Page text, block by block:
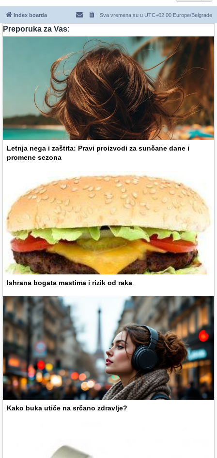
Index boarda Sva vremena su u UTC+02:00 Europe/Belgrade
Preporuka za Vas:
Letnja nega i zaštita: Pravi proizvodi za sunčane dane i
promene sezona
Ishrana bogata mastima i rizik od raka
Kako buka utiče na srčano zdravlje?